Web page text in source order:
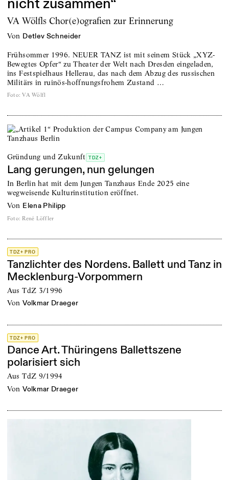
nicht zusammen“
VA Wölfls Chor(e)ografien zur Erinnerung
von Detlev Schneider
Frühsommer 1996. NEUER TANZ ist mit seinem Stück „XYZ-
Bewegtes Opfer“ zu Theater der Welt nach Dresden eingeladen,
ins Festspielhaus Hellerau, das nach dem Abzug des russischen
Militärs in ruinös-hoffnungsfrohem Zustand …
Foto: VA Wölfl
Gründung und Zukunft TDZ+
Lang gerungen, nun gelungen
In Berlin hat mit dem Jungen Tanzhaus Ende 2025 eine
wegweisende Kulturinstitution eröffnet.
von Elena Philipp
Foto: René Löffler
TDZ+ PRO
Tanzlichter des Nordens. Ballett und Tanz in
Mecklenburg-Vorpommern
Aus TdZ 3/1996
von Volkmar Draeger
TDZ+ PRO
Dance Art. Thüringens Ballettszene
polarisiert sich
Aus TdZ 9/1994
von Volkmar Draeger